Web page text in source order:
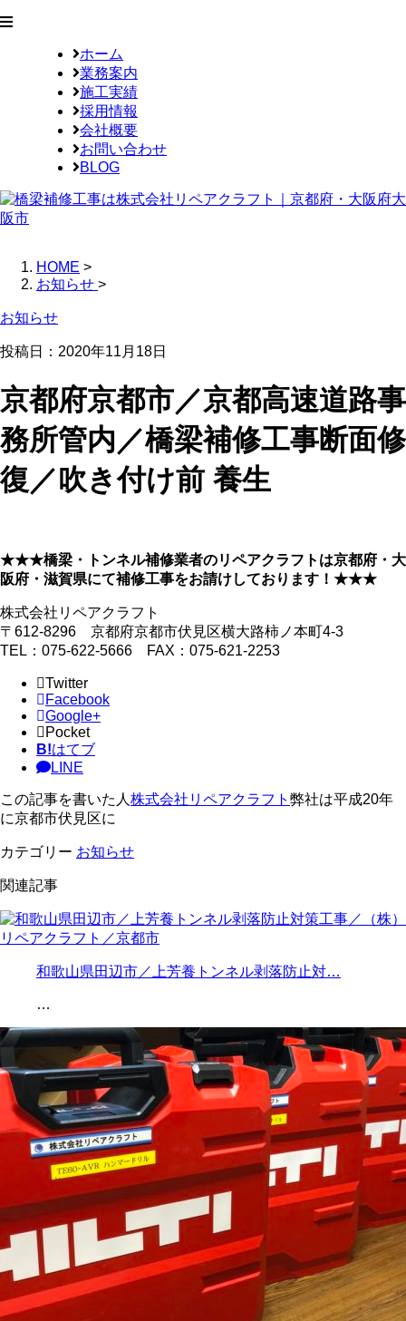
ホーム
業務案内
施工実績
採用情報
会社概要
お問い合わせ
BLOG
HOME >
お知らせ >
お知らせ
投稿日：2020年11月18日
京都府京都市／京都高速道路事
務所管内／橋梁補修工事断面修
復／吹き付け前 養生
★★★橋梁・トンネル補修業者のリペアクラフトは京都府・大
阪府・滋賀県にて補修工事をお請けしております！★★★
株式会社リペアクラフト
〒612-8296 京都府京都市伏見区横大路柿ノ本町4-3
TEL：075-622-5666 FAX：075-621-2253
Twitter
Facebook
Google+
Pocket
B!はてブ
LINE
この記事を書いた人 株式会社リペアクラフト 弊社は平成20年
に京都市伏見区に
カテゴリー お知らせ
関連記事
和歌山県田辺市／上芳養トンネル剥落防止対…
…